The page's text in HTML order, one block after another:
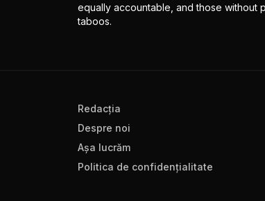
equally accountable, and those without
taboos.
Redacţia
Despre noi
Aşa lucrăm
Politica de confidenţialitate